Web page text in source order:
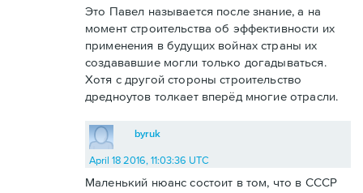
Это Павел называется после знание, а на
момент строительства об эффективности их
применения в будущих войнах страны их
создававшие могли только догадываться.
Хотя с другой стороны строительство
дредноутов толкает вперёд многие отрасли.
byruk
April 18 2016, 11:03:36 UTC
Маленький нюанс состоит в том, что в СССР